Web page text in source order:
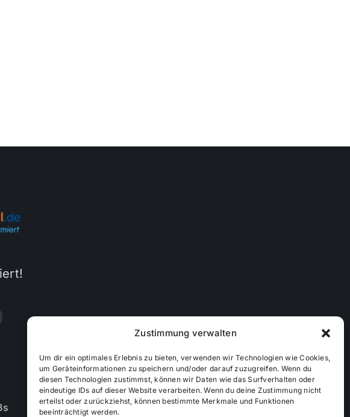
Zustimmung verwalten
Um dir ein optimales Erlebnis zu bieten, verwenden wir Technologien wie Cookies,
um Geräteinformationen zu speichern und/oder darauf zuzugreifen. Wenn du
diesen Technologien zustimmst, können wir Daten wie das Surfverhalten oder
eindeutige IDs auf dieser Website verarbeiten. Wenn du deine Zustimmung nicht
erteilst oder zurückziehst, können bestimmte Merkmale und Funktionen
beeinträchtigt werden.
Cookie-Richtlinie (EU) Mediendaten